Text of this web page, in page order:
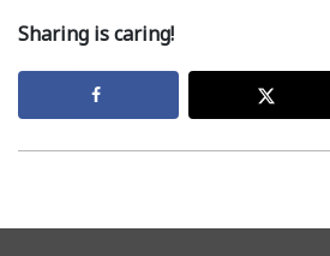
Sharing is caring!
navigation